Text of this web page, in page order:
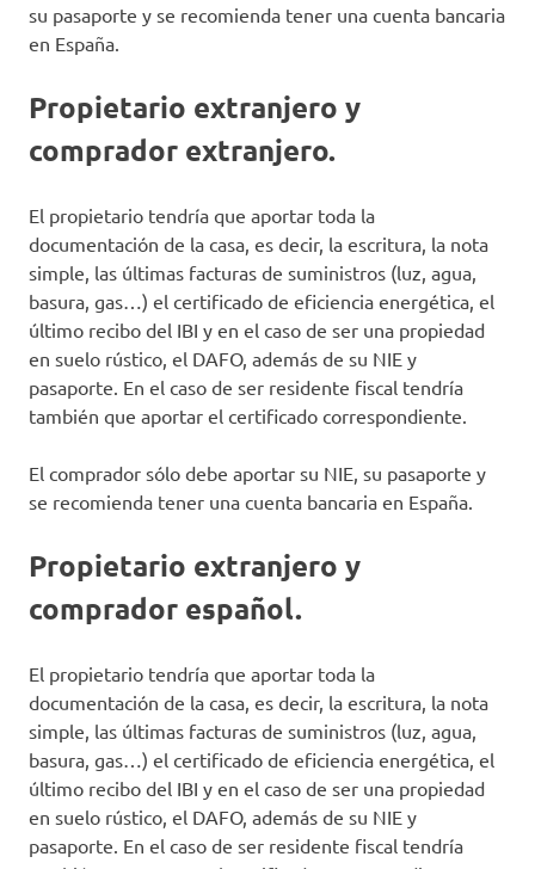
su pasaporte y se recomienda tener una cuenta bancaria
en España.
Propietario extranjero y
comprador extranjero.
El propietario tendría que aportar toda la
documentación de la casa, es decir, la escritura, la nota
simple, las últimas facturas de suministros (luz, agua,
basura, gas…) el certificado de eficiencia energética, el
último recibo del IBI y en el caso de ser una propiedad
en suelo rústico, el DAFO, además de su NIE y
pasaporte. En el caso de ser residente fiscal tendría
también que aportar el certificado correspondiente.
El comprador sólo debe aportar su NIE, su pasaporte y
se recomienda tener una cuenta bancaria en España.
Propietario extranjero y
comprador español.
El propietario tendría que aportar toda la
documentación de la casa, es decir, la escritura, la nota
simple, las últimas facturas de suministros (luz, agua,
basura, gas…) el certificado de eficiencia energética, el
último recibo del IBI y en el caso de ser una propiedad
en suelo rústico, el DAFO, además de su NIE y
pasaporte. En el caso de ser residente fiscal tendría